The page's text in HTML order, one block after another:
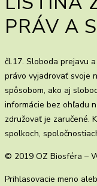
PRÁV A
čl.17. Sloboda prejavu
právo vyjadrovať svoje
spôsobom, ako aj
informácie bez ohľadu
združovať je zaručené.
spolkoch,
© 2019 OZ Biosféra –
Prihlasovacie meno